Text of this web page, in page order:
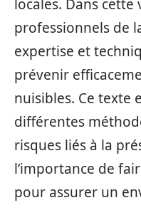
locales. Dans
professionnels de
expertise et
prévenir
nuisibles. Ce texte
différentes
risques liés à la
l’importance de
pour assurer un